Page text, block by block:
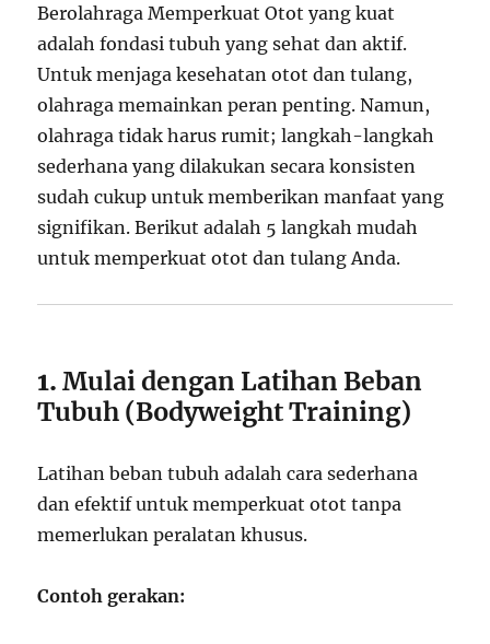
Berolahraga Memperkuat Otot yang kuat
adalah fondasi tubuh yang sehat dan aktif.
Untuk menjaga kesehatan otot dan tulang,
olahraga memainkan peran penting. Namun,
olahraga tidak harus rumit; langkah-langkah
sederhana yang dilakukan secara konsisten
sudah cukup untuk memberikan manfaat yang
signifikan. Berikut adalah 5 langkah mudah
untuk memperkuat otot dan tulang Anda.
1.Mulai dengan Latihan Beban
Tubuh (Bodyweight Training)
Latihan beban tubuh adalah cara sederhana
dan efektif untuk memperkuat otot tanpa
memerlukan peralatan khusus.
Contoh gerakan: